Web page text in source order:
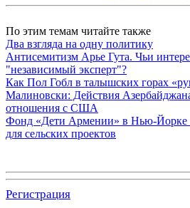
По этим темам читайте также
Два взгляда на одну политику
Антисемитизм Арье Гута. Чьи
"независимый эксперт"?
Как Пол Гобл в талышских горах
Малиновски: Действия
отношения с США
Фонд «Дети Армении» в Нью-Йорке
для сельских проектов
Регистрация